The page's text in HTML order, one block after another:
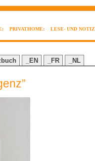
PRIVATHOME: LESE- UND
_EN _FR _NL